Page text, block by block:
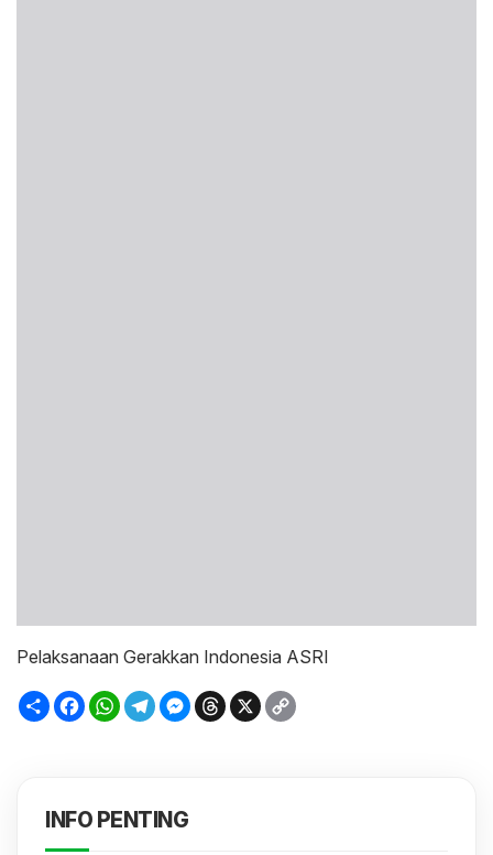
Pelaksanaan Gerakkan Indonesia ASRI
SambungFacebook
WhatsApp
TelegramMessenger
Threads
X
INFO PENTING